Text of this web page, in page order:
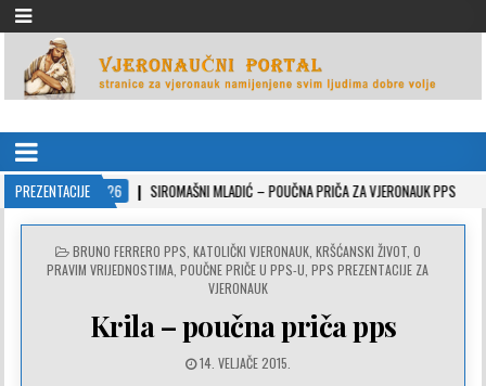
VJERONAUČNI PORTAL
PREZENTACIJE
2022-10-26 SIROMAŠNI MLADIĆ – POUČNA PRIČA ZA VJERONAUK PPS
POSTED
IN
BRUNO FERRERO PPS KATOLIČKI VJERONAUK, KRŠĆANSKI ŽIVOT, O
PRAVIM VRIJEDNOSTIMA POUČNE PRIČE U PPS-U PPS PREZENTACIJE ZA
VJERONAUK
Krila – poučna priča pps
14. VELJAČE 2015.